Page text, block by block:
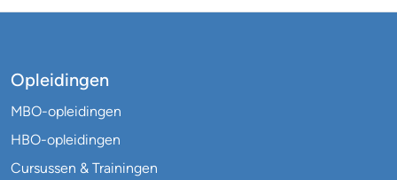
Opleidingen
MBO-opleidingen
HBO-opleidingen
Cursussen & Trainingen